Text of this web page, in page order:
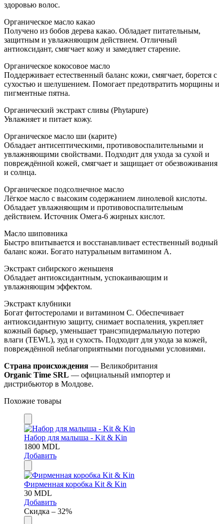
здоровью волос.
Органическое масло какао
Получено из бобов дерева какао. Обладает питательным,
защитным и увлажняющим действием. Отличный
антиоксидант, смягчает кожу и замедляет старение.
Органическое кокосовое масло
Поддерживает естественный баланс кожи, смягчает, борется с
сухостью и шелушением. Помогает предотвратить морщины и
пигментные пятна.
Органический экстракт сливы (Phytapure)
Увлажняет и питает кожу.
Органическое масло ши (карите)
Обладает антисептическими, противовоспалительными и
увлажняющими свойствами. Подходит для ухода за сухой и
повреждённой кожей, смягчает и защищает от обезвоживания
и солнца.
Органическое подсолнечное масло
Лёгкое масло с высоким содержанием линолевой кислоты.
Обладает увлажняющим и противовоспалительным
действием. Источник Омега-6 жирных кислот.
Масло шиповника
Быстро впитывается и восстанавливает естественный водный
баланс кожи. Богато натуральным витамином A.
Экстракт сибирского женьшеня
Обладает антиоксидантным, успокаивающим и
увлажняющим эффектом.
Экстракт клубники
Богат фитостеролами и витамином C. Обеспечивает
антиоксидантную защиту, снимает воспаления, укрепляет
кожный барьер, уменьшает трансэпидермальную потерю
влаги (TEWL), зуд и сухость. Подходит для ухода за кожей,
повреждённой неблагоприятными погодными условиями.
Страна происхождения — Великобритания
Organic Time SRL — официальный импортер и
дистрибьютор в Молдове.
Похожие товары
Набор для малыша - Kit & Kin
1800 MDL
Добавить
Фирменная коробка Kit & Kin
30 MDL
Добавить
Скидка – 32%